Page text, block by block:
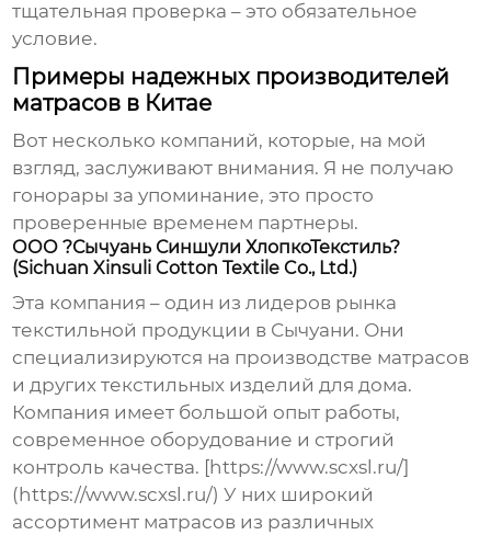
тщательная проверка – это обязательное
условие.
Примеры надежных производителей
матрасов в Китае
Вот несколько компаний, которые, на мой
взгляд, заслуживают внимания. Я не получаю
гонорары за упоминание, это просто
проверенные временем партнеры.
ООО ?Сычуань Синшули ХлопкоТекстиль?
(Sichuan Xinsuli Cotton Textile Co., Ltd.)
Эта компания – один из лидеров рынка
текстильной продукции в Сычуани. Они
специализируются на производстве матрасов
и других текстильных изделий для дома.
Компания имеет большой опыт работы,
современное оборудование и строгий
контроль качества. [https://www.scxsl.ru/]
(https://www.scxsl.ru/) У них широкий
ассортимент матрасов из различных